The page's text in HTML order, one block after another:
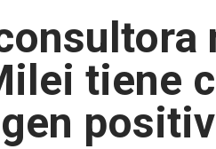
tiene